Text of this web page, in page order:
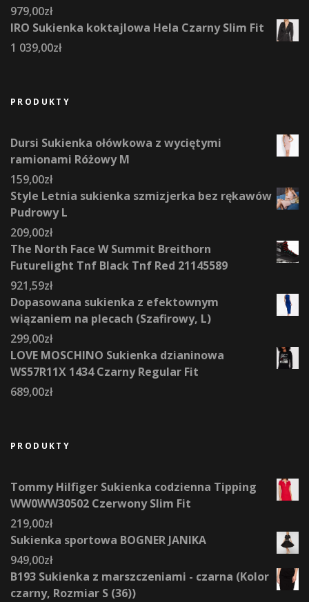
979,00zł
IRO Sukienka koktajlowa Hela Czarny Slim Fit
1 039,00zł
PRODUKTY
Dursi Sukienka ołówkowa z wyciętymi
ramionami Różowy M
159,00zł
Style Letnia sukienka szmizjerka bez rękawów
Pudrowy L
209,00zł
The North Face W Summit Breithorn
Futurelight Tnf Black Tnf Red 21145589
921,59zł
Dopasowana sukienka z efektownym
wiązaniem na plecach (Szafirowy, L)
299,00zł
LOVE MOSCHINO Sukienka dzianinowa
WS57R11X 1434 Czarny Regular Fit
689,00zł
PRODUKTY
Tommy Hilfiger Sukienka codzienna Tipping
WW0WW30502 Czerwony Slim Fit
219,00zł
Sukienka sportowa BOGNER JANIKA
949,00zł
B193 Sukienka z marszczeniami - czarna (Kolor
czarny, Rozmiar S (36))